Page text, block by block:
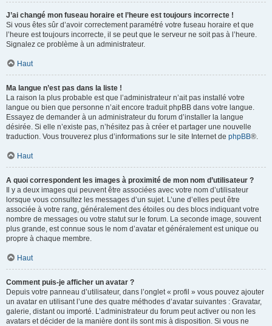
J’ai changé mon fuseau horaire et l’heure est toujours incorrecte !
Si vous êtes sûr d’avoir correctement paramétré votre fuseau horaire et que
l’heure est toujours incorrecte, il se peut que le serveur ne soit pas à l’heure.
Signalez ce problème à un administrateur.
Haut
Ma langue n’est pas dans la liste !
La raison la plus probable est que l’administrateur n’ait pas installé votre
langue ou bien que personne n’ait encore traduit phpBB dans votre langue.
Essayez de demander à un administrateur du forum d’installer la langue
désirée. Si elle n’existe pas, n’hésitez pas à créer et partager une nouvelle
traduction. Vous trouverez plus d’informations sur le site Internet de phpBB®.
Haut
A quoi correspondent les images à proximité de mon nom d’utilisateur ?
Il y a deux images qui peuvent être associées avec votre nom d’utilisateur
lorsque vous consultez les messages d’un sujet. L’une d’elles peut être
associée à votre rang, généralement des étoiles ou des blocs indiquant votre
nombre de messages ou votre statut sur le forum. La seconde image, souvent
plus grande, est connue sous le nom d’avatar et généralement est unique ou
propre à chaque membre.
Haut
Comment puis-je afficher un avatar ?
Depuis votre panneau d’utilisateur, dans l’onglet « profil » vous pouvez ajouter
un avatar en utilisant l’une des quatre méthodes d’avatar suivantes : Gravatar,
galerie, distant ou importé. L’administrateur du forum peut activer ou non les
avatars et décider de la manière dont ils sont mis à disposition. Si vous ne